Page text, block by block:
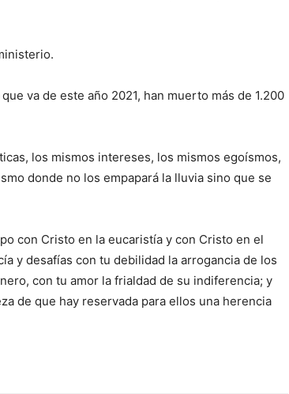
va de este año 2021, han muerto más de 1.200
los mismos intereses, los mismos egoísmos,
donde no los empapará la lluvia sino que se
con Cristo en la eucaristía y con Cristo en el
y desafías con tu debilidad la arrogancia de los
con tu amor la frialdad de su indiferencia; y
de que hay reservada para ellos una herencia